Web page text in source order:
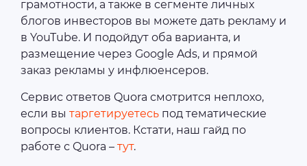
грамотности, а также в сегменте личных
блогов инвесторов вы можете дать рекламу и
в YouTube. И подойдут оба варианта, и
размещение через Google Ads, и прямой
заказ рекламы у инфлюенсеров.
Сервис ответов Quora смотрится неплохо,
если вы таргетируетесь под тематические
вопросы клиентов. Кстати, наш гайд по
работе с Quora – тут.